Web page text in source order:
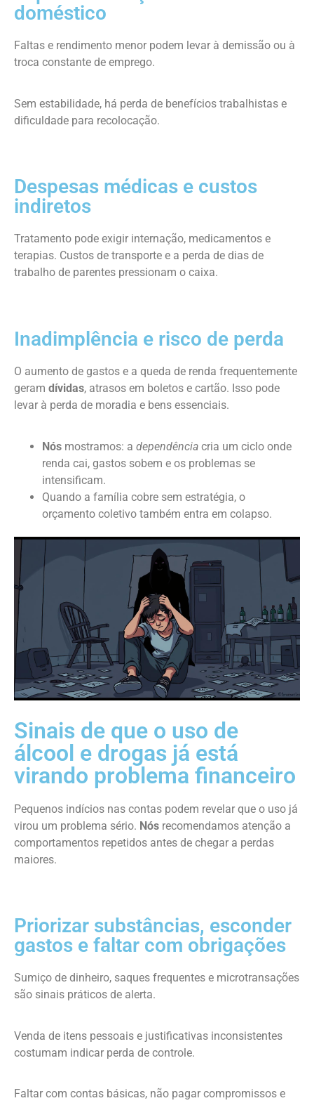
doméstico
Faltas e rendimento menor podem levar à demissão ou à
troca constante de emprego.
Sem estabilidade, há perda de benefícios trabalhistas e
dificuldade para recolocação.
Despesas médicas e custos
indiretos
Tratamento pode exigir internação, medicamentos e
terapias. Custos de transporte e a perda de dias de
trabalho de parentes pressionam o caixa.
Inadimplência e risco de perda
O aumento de gastos e a queda de renda frequentemente
geram dívidas, atrasos em boletos e cartão. Isso pode
levar à perda de moradia e bens essenciais.
Nós mostramos: a dependência cria um ciclo onde
renda cai, gastos sobem e os problemas se
intensificam.
Quando a família cobre sem estratégia, o
orçamento coletivo também entra em colapso.
Sinais de que o uso de
álcool e drogas já está
virando problema financeiro
Pequenos indícios nas contas podem revelar que o uso já
virou um problema sério. Nós recomendamos atenção a
comportamentos repetidos antes de chegar a perdas
maiores.
Priorizar substâncias, esconder
gastos e faltar com obrigações
Sumiço de dinheiro, saques frequentes e microtransações
são sinais práticos de alerta.
Venda de itens pessoais e justificativas inconsistentes
costumam indicar perda de controle.
Faltar com contas básicas, não pagar compromissos e